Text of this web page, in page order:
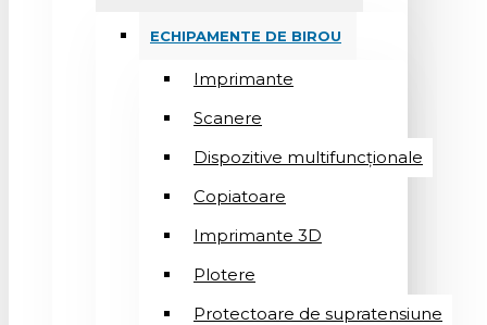
ECHIPAMENTE DE BIROU
Imprimante
Scanere
Dispozitive multifuncționale
Copiatoare
Imprimante 3D
Plotere
Protectoare de supratensiune